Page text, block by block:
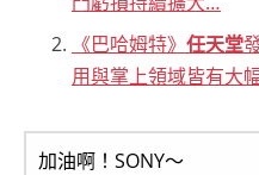
《巴哈姆特》 任天堂
用與掌上領域皆有大
加油啊！SONY～